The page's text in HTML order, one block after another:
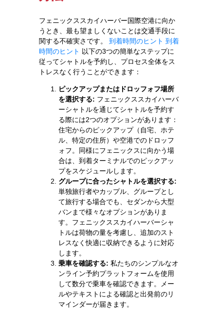
フェニックススカイハーバー国際空港に向か
うとき、最も望ましくないことは交通手段に
関する不確実さです。 到着時間のヒント 到着
時間のヒント 以下の3つの簡単なステップに
従ってシャトルを予約し、プロセス全体をス
トレスなく行うことができます：
ピックアップまたはドロッフォフ場所
を選択する: フェニックススカイハーバ
ーシャトルを通じてシャトルを予約す
る際には2つのオプションがあります：
住宅からのピックアップ（自宅、ホテ
ル、特定の住所）や空港でのドロッフ
ォフ。同様にフェニックスに向かう場
合は、到着ターミナルでのピックアッ
プをスケジュールします。
グループに合ったシャトルを選択する:
単独旅行者やカップル、グループとし
て旅行する場合でも、セダンから大型
バンまで様々なオプションがありま
す。フェニックススカイハーバーシャ
トルは荷物の量を考慮し、追加のスト
レスなく快適に収納できるように対応
します。
乗車を確認する: 私たちのシンプルなオ
ンライン予約プラットフォームを使用
して数分で乗車を確認できます。メー
ルやテキストによる確認と出発前のリ
マインダーが届きます。